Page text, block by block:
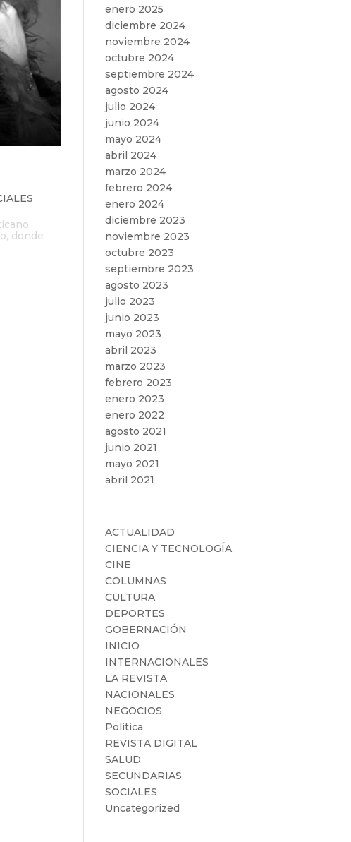
donde
enero 2025
diciembre 2024
noviembre 2024
octubre 2024
septiembre 2024
agosto 2024
julio 2024
junio 2024
mayo 2024
abril 2024
marzo 2024
febrero 2024
enero 2024
diciembre 2023
noviembre 2023
octubre 2023
septiembre 2023
agosto 2023
julio 2023
junio 2023
mayo 2023
abril 2023
marzo 2023
febrero 2023
enero 2023
enero 2022
agosto 2021
junio 2021
mayo 2021
abril 2021
ACTUALIDAD
CIENCIA Y TECNOLOGÍA
CINE
COLUMNAS
CULTURA
DEPORTES
GOBERNACIÓN
INICIO
INTERNACIONALES
LA REVISTA
NACIONALES
NEGOCIOS
Politica
REVISTA DIGITAL
SALUD
SECUNDARIAS
SOCIALES
Uncategorized